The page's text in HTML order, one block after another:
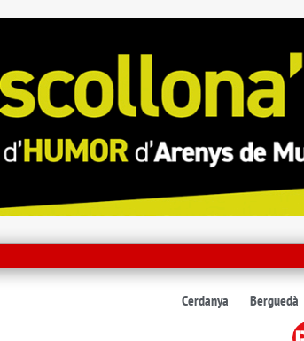
Cerdanya Berguedà